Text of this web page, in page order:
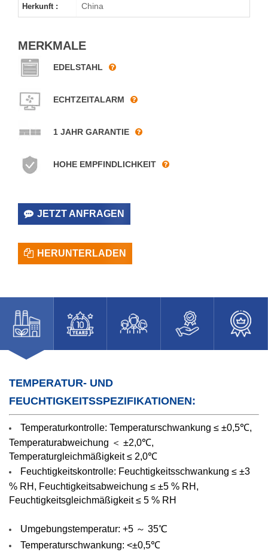
Herkunft : China
MERKMALE
EDELSTAHL
ECHTZEITALARM
1 JAHR GARANTIE
HOHE EMPFINDLICHKEIT
JETZT ANFRAGEN
HERUNTERLADEN
TEMPERATUR- UND
FEUCHTIGKEITSSPEZIFIKATIONEN:
Temperaturkontrolle: Temperaturschwankung ≤ ±0,5℃,
Temperaturabweichung ＜ ±2,0℃,
Temperaturgleichmäßigkeit ≤ 2,0℃
Feuchtigkeitskontrolle: Feuchtigkeitsschwankung ≤ ±3
% RH, Feuchtigkeitsabweichung ≤ ±5 % RH,
Feuchtigkeitsgleichmäßigkeit ≤ 5 % RH
Umgebungstemperatur: +5 ～ 35℃
Temperaturschwankung: <±0,5℃